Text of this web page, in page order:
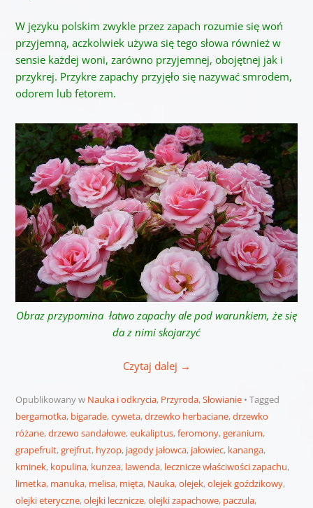
W języku polskim zwykle przez zapach rozumie się woń
przyjemną, aczkolwiek używa się tego słowa również w
sensie każdej woni, zarówno przyjemnej, obojętnej jak i
przykrej. Przykre zapachy przyjęło się nazywać smrodem,
odorem lub fetorem.
Obraz przypomina łatwo zapachy ale pod warunkiem, że się
da z nimi skojarzyć
Czytaj dalej →
Opublikowany w Nauka i odkrycia, Przyroda,Słowianie
Tagged
bergamotka, bigarade,cyweta,drzewko herbaciane,drzewko
różane,drzewo sandałowe,eukaliptus,feromony,geranium,
grapefruit,grejfrut, hyzop, jagody jałowca, jałowiec, kananga,
kminek, kopulina, kunzea, lawenda, lecznicze właściwości zapachu,
limetka, manuka, melisa, mięta, Nauka,olejek,olejek goździkowy,
olejki eteryczne,olejki lecznicze,olejki zapachowe, paczula,